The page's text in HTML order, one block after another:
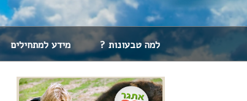
למה טבעונות ? מידע למתחילים